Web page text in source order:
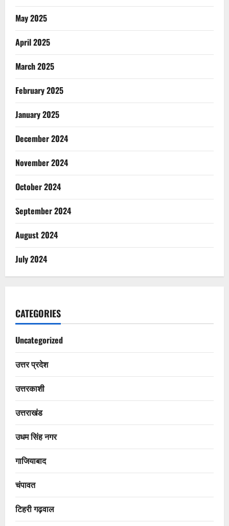
May 2025
April 2025
March 2025
February 2025
January 2025
December 2024
November 2024
October 2024
September 2024
August 2024
July 2024
CATEGORIES
Uncategorized
उत्तर प्रदेश
उत्तरकाशी
उत्तराखंड
उधम सिंह नगर
गाजियाबाद
चंपावत
टिहरी गढ़वाल